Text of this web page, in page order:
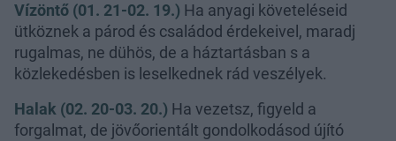
Vízöntő (01. 21-02. 19.) Ha anyagi követeléseid
ütköznek a párod és családod érdekeivel, maradj
rugalmas, ne dühös, de a háztartásban s a
közlekedésben is leselkednek rád veszélyek.
Halak (02. 20-03. 20.) Ha vezetsz, figyeld a
forgalmat, de jövőorientált gondolkodásod újító